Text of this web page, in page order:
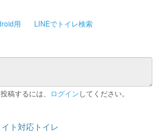
用 LINEでトイレ検索
稿するには、 ログイン してください。
ト対応トイレ